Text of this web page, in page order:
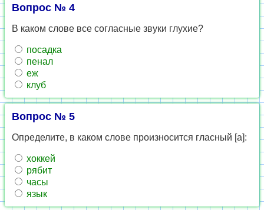
Вопрос № 4
В каком слове все согласные звуки глухие?
посадка
пенал
еж
клуб
Вопрос № 5
Определите, в каком слове произносится гласный [а]:
хоккей
рябит
часы
язык